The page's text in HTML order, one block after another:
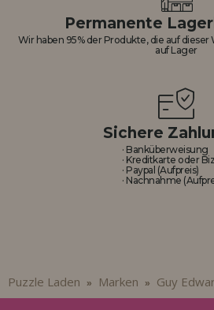
Los gehts! Wir haben auf dich gewartet.
Permanente
Wir haben 95% der Produkte, die auf
auf Lager
Sichere
· Banküberweisung
· Kreditkarte oder
· Paypal (Aufpreis)
· Nachnahme
Puzzle Laden » Marken » Guy